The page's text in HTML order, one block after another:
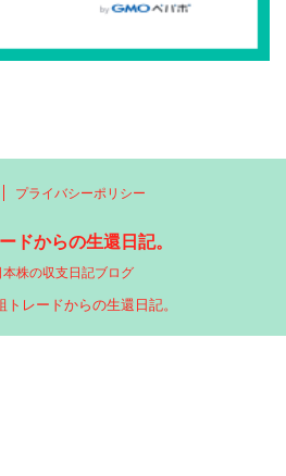
プライバシーポリシー
ドからの生還日記。
株の収支日記ブログ
レードからの生還日記。